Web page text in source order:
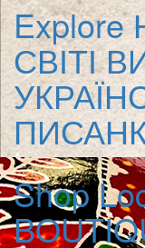
Explore
СВІТІ
Shop